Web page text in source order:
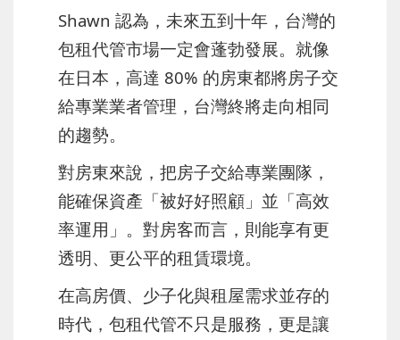
Shawn 認為，未來五到十年，台灣的
包租代管市場一定會蓬勃發展。就像
在日本，高達 80% 的房東都將房子交
給專業業者管理，台灣終將走向相同
的趨勢。
對房東來說，把房子交給專業團隊，
能確保資產「被好好照顧」並「高效
率運用」。對房客而言，則能享有更
透明、更公平的租賃環境。
在高房價、少子化與租屋需求並存的
時代，包租代管不只是服務，更是讓